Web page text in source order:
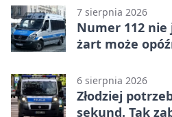
7 sierpnia 2026
Numer 112
żart może
6 sierpnia 2026
Złodziej
sekund. Tak